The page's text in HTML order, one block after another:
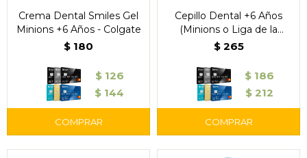
Crema Dental Smiles Gel
Minions +6 Años - Colgate
$ 180
$ 126
$ 144
Cepillo Dental +6 Años
(Minions o Liga de la
Justicia) 2x1 - Colgate
$ 265
$ 186
$ 212